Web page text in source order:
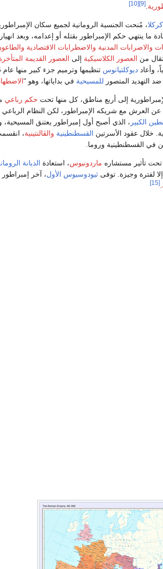
[9]
[10]
كركلا، مُنحت الجنسية الرومانية لجميع سكان
ما ينتهي حكم الإمبراطور بقتله أو إعدامه، وبعد
والاضرابات المدنية والاضطرابات الاقتصادية
من العصور الكلاسيكية إلى العصور القديمة
وأعاد ديوكلتيانوس تنظيمها وترميم جزء كبير منها عام 285.
التهديد المتصور للمسيحية في بداياتها، وهو "
إلى أربع مناطق، كل منها تحت حكم رباعي
العرش مع شريكه الإمبراطور، لكن النظام الرباعي
الكبير ، الذي أصبح أول إمبراطور يعتنق
خلال عقود الأسرتين القسطنطينية والڤالنتينية،
في القسطنطينية وروما.
تأثير مستشاره ماردونيوس، استعادة الديانة
لفترة وجيزة. توفى ثيودوسيوس الأول
[15]